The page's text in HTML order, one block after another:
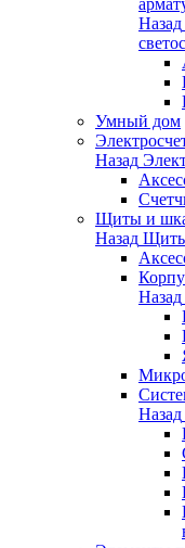
Назад
Умный дом
Назад
Щиты и
Назад
Назад
Назад